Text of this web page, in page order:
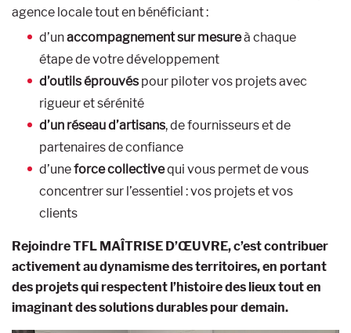
agence locale tout en bénéficiant :
d’unaccompagnement sur mesureà chaque
étape de votre développement
d’outils éprouvés pour piloter vos projets avec
rigueur et sérénité
d’un réseau d’artisans, de fournisseurs et de
partenaires de confiance
d’uneforce collectivequi vous permet de vous
concentrer sur l’essentiel : vos projets et vos
clients
Rejoindre TFL MAÎTRISE D’ŒUVRE, c’est contribuer
activement au dynamisme des territoires, en portant
des projets qui respectent l’histoire des lieux tout en
imaginant des solutions durables pour demain.